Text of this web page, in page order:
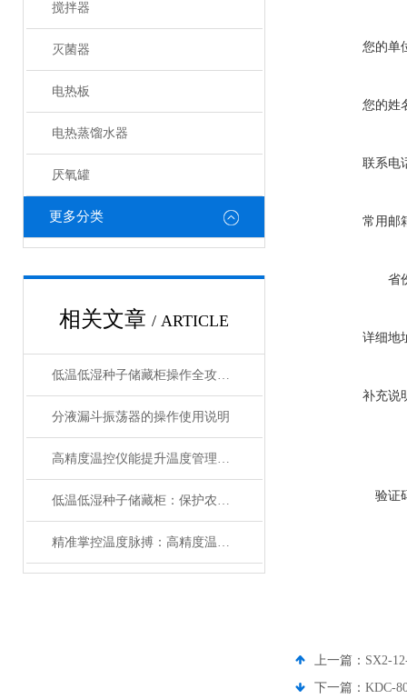
搅拌器
灭菌器
电热板
电热蒸馏水器
厌氧罐
更多分类
相关文章 / ARTICLE
低温低湿种子储藏柜操作全攻略：从准备到维护的标准化流程
分液漏斗振荡器的操作使用说明
高精度温控仪能提升温度管理的精准性和效率
低温低湿种子储藏柜：保护农业未来的关键设备
精准掌控温度脉搏：高精度温控仪表补偿温度设置全攻略
您的单
您的姓
联系电
常用邮
省
详细地
补充说
验证
上一篇： SX2-
下一篇： KDC-